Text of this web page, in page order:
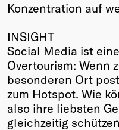
Konzentration auf
INSIGHT
Social Media ist
Overtourism: Wenn
besonderen Ort
zum Hotspot. Wie
also ihre liebsten
gleichzeitig